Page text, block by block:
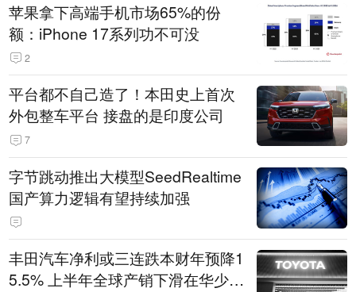
苹果拿下高端手机市场65%的份
额：iPhone 17系列功不可没
2
平台都不自己造了！本田史上首次
外包整车平台 接盘的是印度公司
7
字节跳动推出大模型SeedRealtime
国产算力逻辑有望持续加强
丰田汽车净利或三连跌本财年预降1
5.5% 上半年全球产销下滑在华少卖